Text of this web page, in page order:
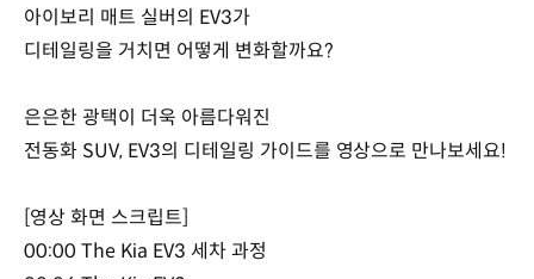
아이보리 매트 실버의 EV3가
디테일링을 거치면 어떻게 변화할까요?
은은한 광택이 더욱 아름다워진
전동화 SUV, EV3의 디테일링 가이드를 영상으로 만나보세요!
[영상 화면 스크립트]
00:00 The Kia EV3 세차 과정